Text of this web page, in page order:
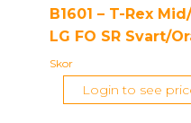
B1601 – T-Rex
LG FO SR Svart/
Skor
Login to see